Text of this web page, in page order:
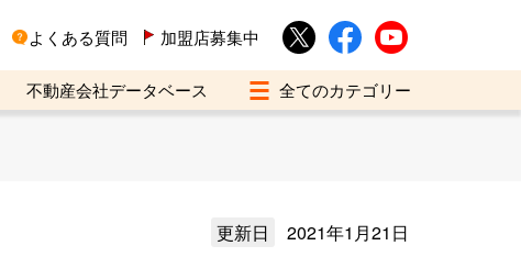
よくある質問 加盟店募集中
不動産会社データベース
更新日 2021年1月21日